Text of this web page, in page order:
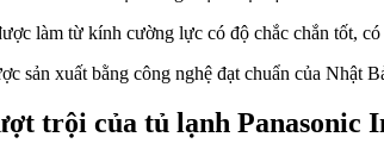
làm từ kính cường lực có độ chắc chắn tốt,
sản xuất bằng công nghệ đạt chuẩn của Nhật
trội của tủ lạnh